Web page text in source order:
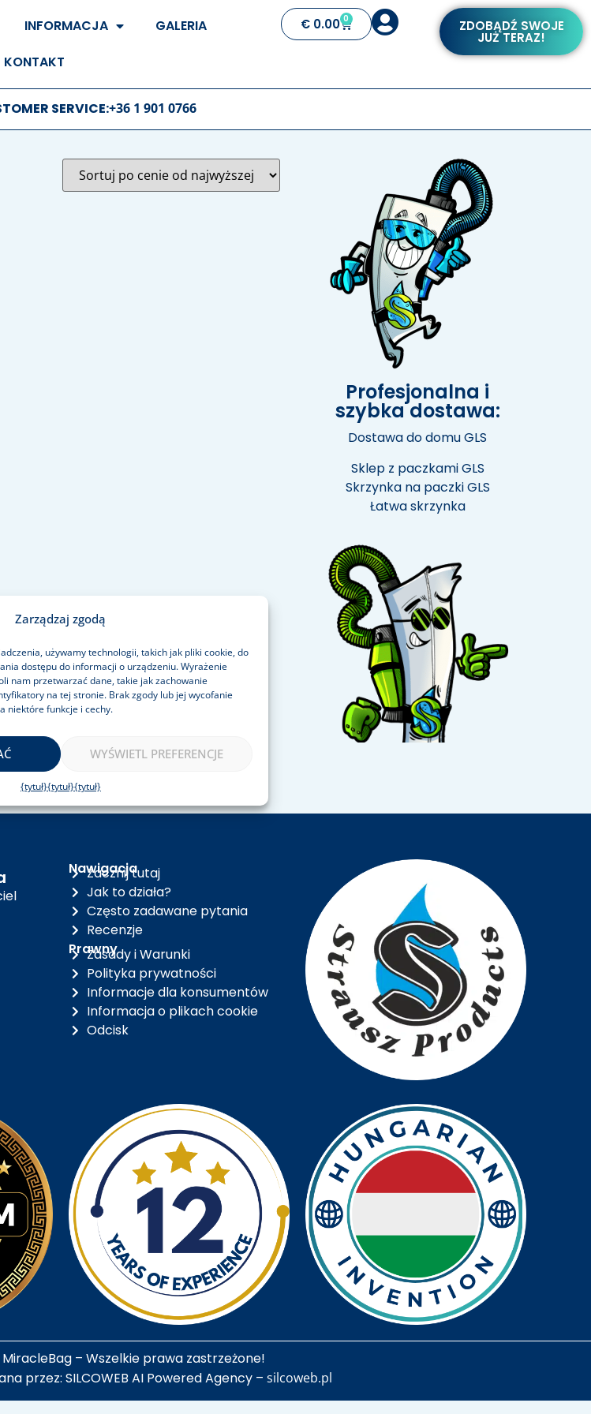
Zarządzaj zgodą
używamy technologii, takich jak pliki cookie, do
dostępu do informacji o urządzeniu. Wyrażenie
nam przetwarzać dane, takie jak zachowanie
na tej stronie. Brak zgody lub jej wycofanie
niektóre funkcje i cechy.
WYŚWIETL PREFERENCJE
{tytuł}{tytuł}{tytuł}
INFORMACJA
GALERIA
KONTAKT
€0.00 0 ZDOBĄDŹ SWOJE
JUŻ TERAZ!
SERVICE:+36 1 901 0766
Profesjonalna i
szybka dostawa:
Dostawa do domu GLS
Sklep z paczkami GLS
Skrzynka na paczki GLS
Łatwa skrzynka
Nawigacja
Zacznij tutaj
Jak to działa?
Często zadawane pytania
Recenzje
Prawny
Zasady i Warunki
Polityka prywatności
Informacje dla konsumentów
Informacja o plikach cookie
Odcisk
– Wszelkie prawa zastrzeżone!
przez: SILCOWEB AI Powered Agency – silcoweb.pl